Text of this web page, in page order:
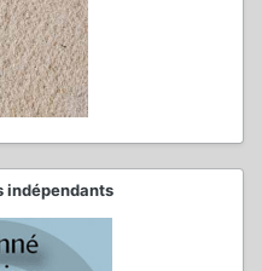
indépendants